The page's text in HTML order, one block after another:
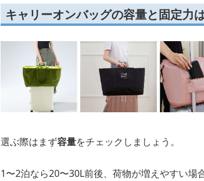
キャリーオンバッグの容量と固定力
選ぶ際はまず容量をチェックしましょう。
1〜2泊なら20〜30L前後、荷物が増えやすい場